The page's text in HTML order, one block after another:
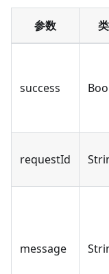
参数
success
requestId
message